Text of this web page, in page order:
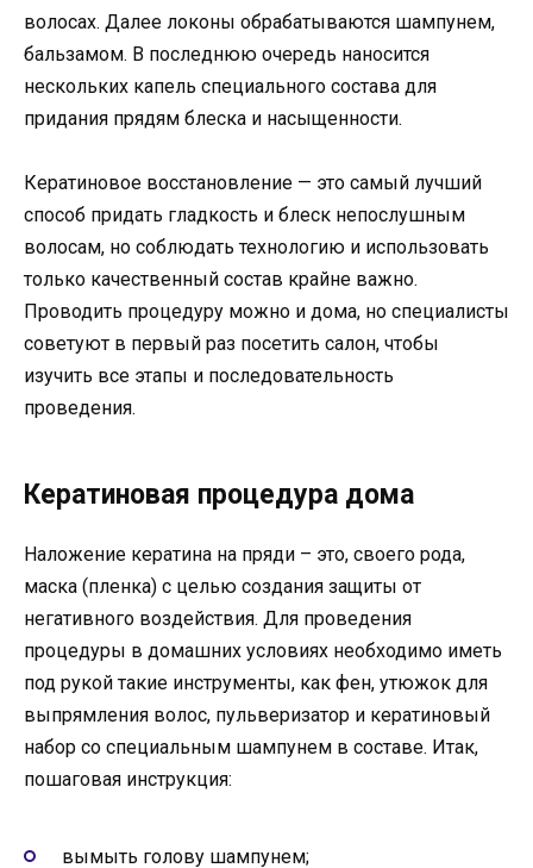
волосах. Далее локоны обрабатываются шампунем,
бальзамом. В последнюю очередь наносится
нескольких капель специального состава для
придания прядям блеска и насыщенности.
Кератиновое восстановление — это самый лучший
способ придать гладкость и блеск непослушным
волосам, но соблюдать технологию и использовать
только качественный состав крайне важно.
Проводить процедуру можно и дома, но специалисты
советуют в первый раз посетить салон, чтобы
изучить все этапы и последовательность
проведения.
Кератиновая процедура дома
Наложение кератина на пряди – это, своего рода,
маска (пленка) с целью создания защиты от
негативного воздействия. Для проведения
процедуры в домашних условиях необходимо иметь
под рукой такие инструменты, как фен, утюжок для
выпрямления волос, пульверизатор и кератиновый
набор со специальным шампунем в составе. Итак,
пошаговая инструкция:
вымыть голову шампунем;